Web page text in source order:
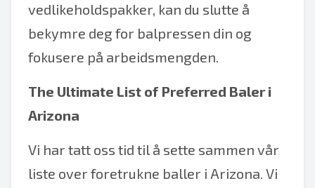
vedlikeholdspakker, kan du slutte å
bekymre deg for balpressen din og
fokusere på arbeidsmengden.
The Ultimate List of Preferred Baler i
Arizona
Vi har tatt oss tid til å sette sammen vår
liste over foretrukne baller i Arizona. Vi